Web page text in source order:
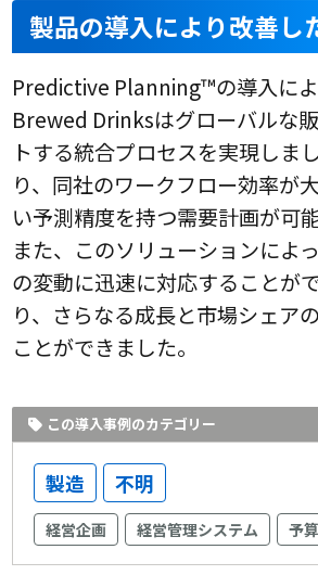
製品の導入により改善し
Predictive Planning™の導入に
Brewed Drinksはグローバルな
トする統合プロセスを実現しま
り、同社のワークフロー効率が
い予測精度を持つ需要計画が可
また、このソリューションによ
の変動に迅速に対応することが
り、さらなる成長と市場シェア
ことができました。
この導入事例のカテゴリー
製造 不明
経営企画 経営管理システム 予